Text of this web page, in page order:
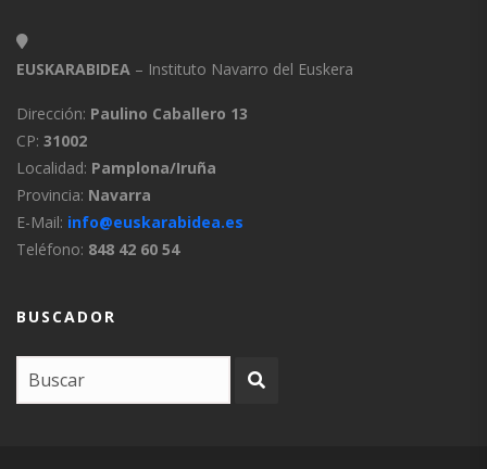
EUSKARABIDEA – Instituto Navarro del Euskera
Dirección: Paulino Caballero 13
CP: 31002
Localidad: Pamplona/Iruña
Provincia: Navarra
E-Mail: info@euskarabidea.es
Teléfono: 848 42 60 54
BUSCADOR